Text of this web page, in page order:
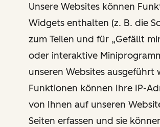
Unsere Websites können
Widgets enthalten (z. B. die
zum Teilen und für „Gefällt
oder interaktive
unseren Websites ausgeführt
Funktionen können Ihre IP-
von Ihnen auf unseren
Seiten erfassen und sie